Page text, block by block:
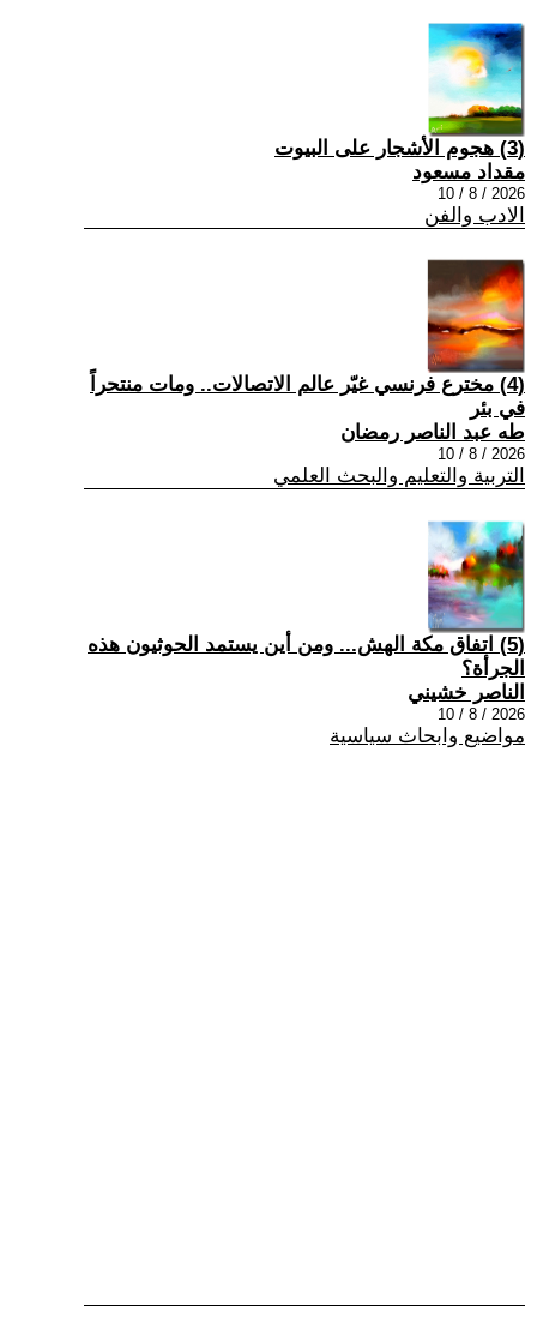
(3) هجوم الأشجار على البيوت
مقداد مسعود
2026 / 8 / 10
الادب والفن
(4) مخترع فرنسي غيّر عالم الاتصالات.. ومات منتحراً
في بئر
طه عبد الناصر رمضان
2026 / 8 / 10
التربية والتعليم والبحث العلمي
(5) اتفاق مكة الهش... ومن أين يستمد الحوثيون هذه
الجرأة؟
الناصر خشيني
2026 / 8 / 10
مواضيع وابحاث سياسية